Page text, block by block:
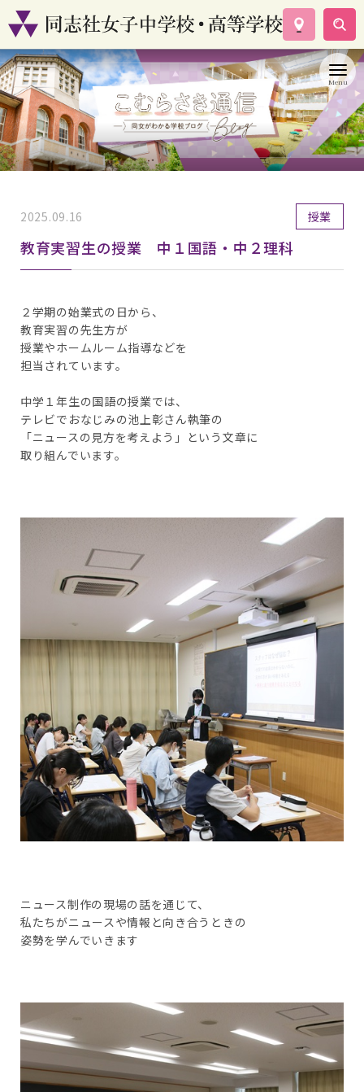
学校案内
コース紹介
学校生活
入試情報
資料請求
2025.09.16 授業
教育実習生の授業 中１国語・中２理科
２学期の始業式の日から、
教育実習の先生方が
授業やホームルーム指導などを
担当されています。
中学１年生の国語の授業では、
テレビでおなじみの池上彰さん執筆の
「ニュースの見方を考えよう」という文章に
取り組んでいます。
ニュース制作の現場の話を通じて、
私たちがニュースや情報と向き合うときの
姿勢を学んでいきます